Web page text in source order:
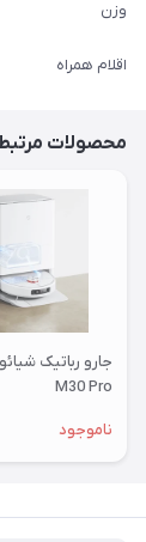
وزن
اقلام همراه
محصولات
جارو رباتیک
M30 Pro
ناموجود